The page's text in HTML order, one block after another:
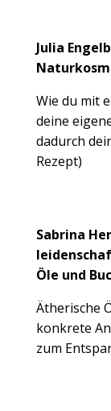
Julia
Wie du mit
deine
dadurch
Rezept)
Sabrina
Öle und
Ätherische
konkrete
zum